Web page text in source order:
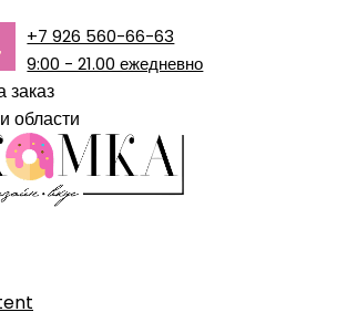
+7 926 560-66-63
9:00 - 21.00 ежедневно
заказ
области